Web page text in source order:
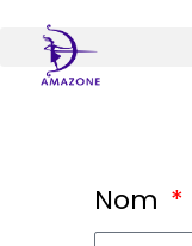
contenu
Nom